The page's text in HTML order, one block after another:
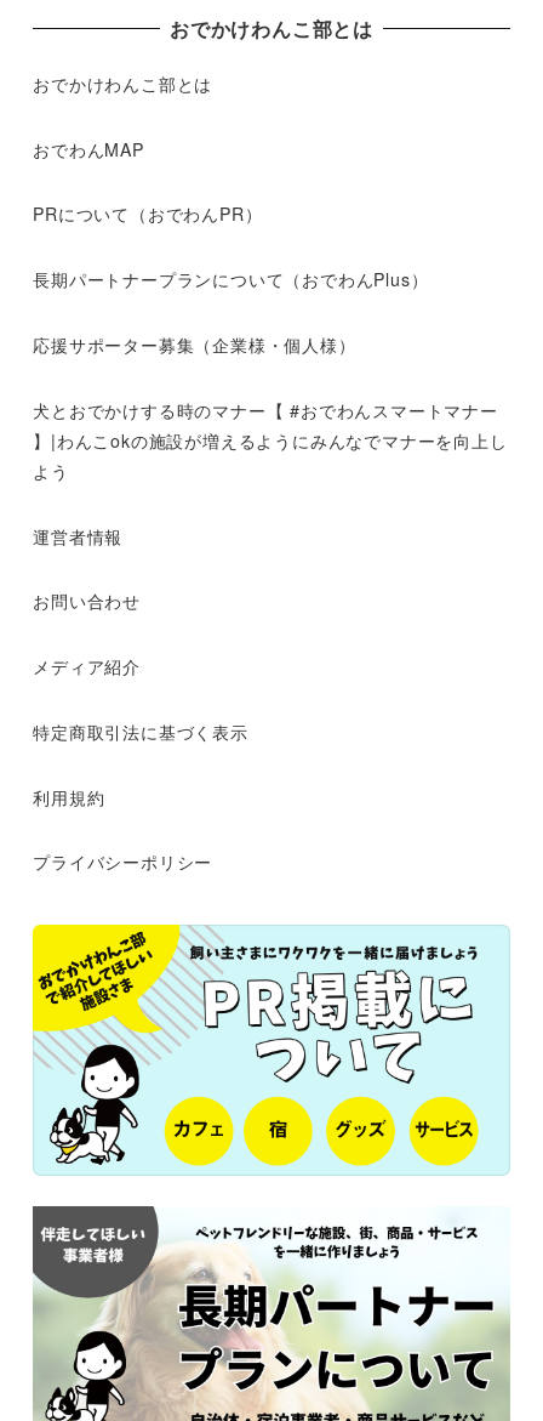
おでかけわんこ部とは
おでかけわんこ部とは
おでわんMAP
PRについて（おでわんPR）
長期パートナープランについて（おでわんPlus）
応援サポーター募集（企業様・個人様）
犬とおでかけする時のマナー【 #おでわんスマートマナー
】|わんこokの施設が増えるようにみんなでマナーを向上し
よう
運営者情報
お問い合わせ
メディア紹介
特定商取引法に基づく表示
利用規約
プライバシーポリシー